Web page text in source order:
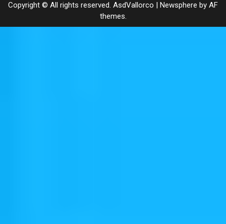
Copyright © All rights reserved. AsdVallorco | Newsphere by AF
themes.